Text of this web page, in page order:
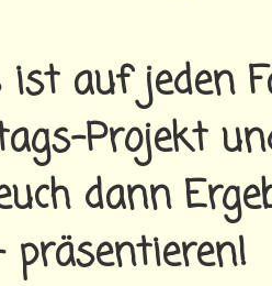
ist auf jeden
Projekt
dann
präsentieren!